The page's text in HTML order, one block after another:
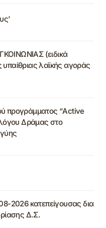
(ειδικά
υπαίθριας λαϊκής αγοράς
προγράμματος “Active
Δράμας στο
2026 κατεπείγουσας δια
Δ.Σ.